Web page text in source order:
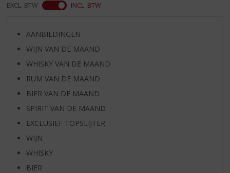
EXCL. BTW INCL. BTW
AANBIEDINGEN
WIJN VAN DE MAAND
WHISKY VAN DE MAAND
RUM VAN DE MAAND
BIER VAN DE MAAND
SPIRIT VAN DE MAAND
EXCLUSIEF TOPSLIJTER
WIJN
WHISKY
BIER